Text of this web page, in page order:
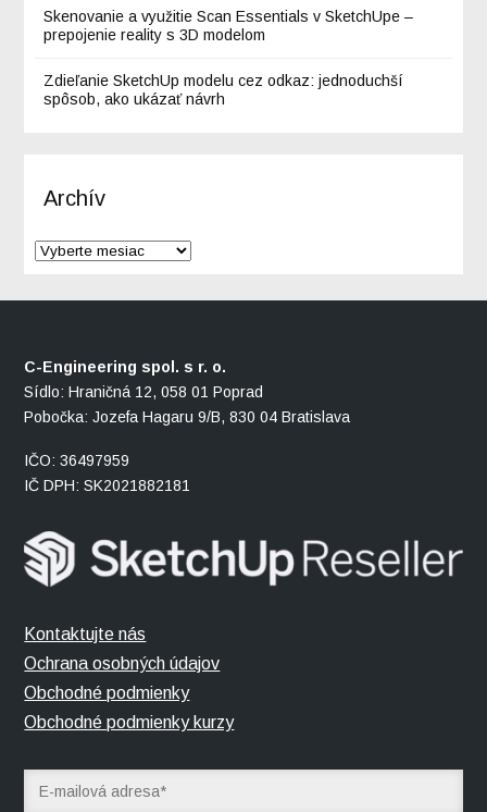
Skenovanie a využitie Scan Essentials v SketchUpe –
prepojenie reality s 3D modelom
Zdieľanie SketchUp modelu cez odkaz: jednoduchší
spôsob, ako ukázať návrh
Archív
C-Engineering spol. s r. o.
Sídlo: Hraničná 12, 058 01 Poprad
Pobočka: Jozefa Hagaru 9/B, 830 04 Bratislava
IČO: 36497959
IČ DPH: SK2021882181
Kontaktujte nás
Ochrana osobných údajov
Obchodné podmienky
Obchodné podmienky kurzy